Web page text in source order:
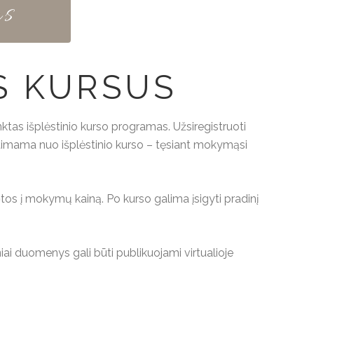
KURSUS
išplėstinio kurso programas. Užsiregistruoti
nuo išplėstinio kurso – tęsiant mokymąsi
į mokymų kainą. Po kurso galima įsigyti pradinį
duomenys gali būti publikuojami virtualioje